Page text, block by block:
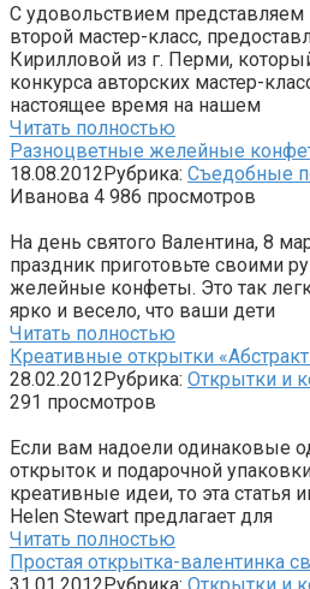
С удовольствием
второй мастер-класс,
Кирилловой из г. Перми,
конкурса авторских мастер-
настоящее время на нашем
Читать полностью
Разноцветные желейные
18.08.2012Рубрика: Съедобные
Иванова 4 986 просмотров
На день святого Валентина, 8
праздник приготовьте своими
желейные конфеты. Это так
ярко и весело, что ваши дети
Читать полностью
Креативные открытки
28.02.2012Рубрика: Открытки и
291 просмотров
Если вам надоели одинаковые
открыток и подарочной
креативные идеи, то эта статья
Helen Stewart предлагает для
Читать полностью
Простая открытка-валентинка